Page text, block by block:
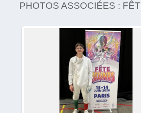
PHOTOS ASSOCIÉES :